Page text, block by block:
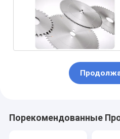
Порекомендованные